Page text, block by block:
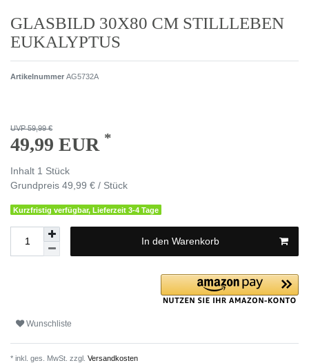
GLASBILD 30X80 CM STILLLEBEN
EUKALYPTUS
Artikelnummer AG5732A
UVP 59,99 €
49,99 EUR *
Inhalt 1 Stück
Grundpreis 49,99 € / Stück
Kurzfristig verfügbar, Lieferzeit 3-4 Tage
In den Warenkorb
Wunschliste
* inkl. ges. MwSt. zzgl. Versandkosten